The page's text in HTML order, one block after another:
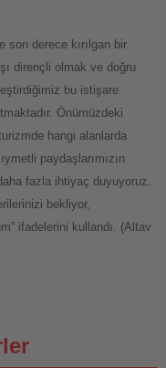
son derece kırılgan bir
dirençli olmak ve doğru
bu istişare
Önümüzdeki
hangi alanlarda
paydaşlarımızın
fazla ihtiyaç duyuyoruz.
bekliyor,
ifadelerini kullandı. (Altav